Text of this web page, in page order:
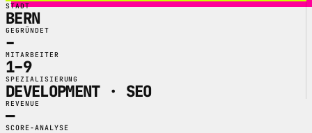
STADT
BERN
GEGRÜNDET
–
MITARBEITER
1–9
SPEZIALISIERUNG
DEVELOPMENT · SEO
REVENUE
—
SCORE-ANALYSE